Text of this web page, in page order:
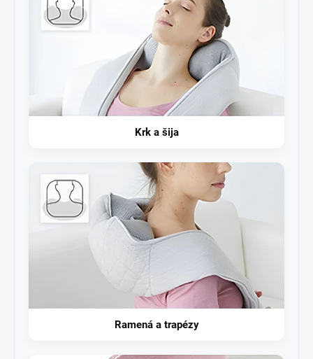
Krk a šija
Ramená a trapézy